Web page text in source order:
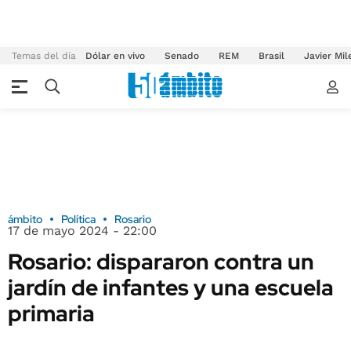
Temas del día Dólar en vivo Senado REM Brasil Javier
ámbito Política Rosario
17 de mayo 2024 - 22:00
Rosario: dispararon contra un
jardín de infantes y una escuela
primaria